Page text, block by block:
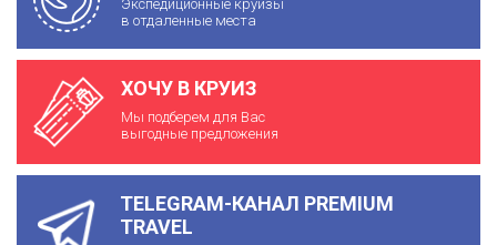
Экспедиционные круизы
в отдаленные места
ХОЧУ В КРУИЗ
Мы подберем для Вас
выгодные предложения
TELEGRAM-КАНАЛ PREMIUM
TRAVEL